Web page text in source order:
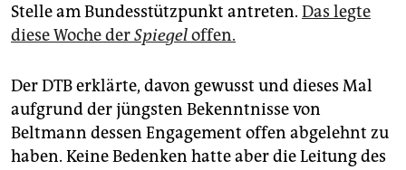
Stelle am Bundesstützpunkt antreten. Das legte
diese Woche derSpiegeloffen.
Der DTB erklärte, davon gewusst und dieses Mal
aufgrund der jüngsten Bekenntnisse von
Beltmann dessen Engagement offen abgelehnt zu
haben. Keine Bedenken hatte aber die Leitung des